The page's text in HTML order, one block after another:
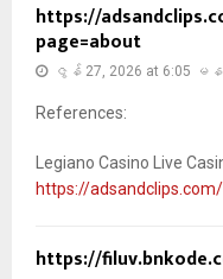
https://
page=about
ဇွန် 27, 2026 at 6:05 မ
References:
Legiano Casino Live
https://
https://